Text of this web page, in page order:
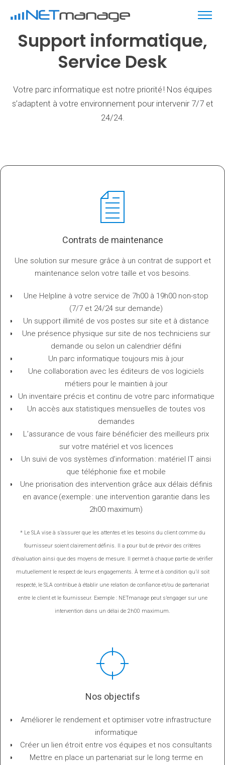
Support informatique,
Service Desk
Votre parc informatique est notre priorité ! Nos équipes
s’adaptent à votre environnement pour intervenir 7/7 et
24/24.
Contrats de maintenance
Une solution sur mesure grâce à un contrat de support et
maintenance selon votre taille et vos besoins.
Une Helpline à votre service de 7h00 à 19h00 non-stop
(7/7 et 24/24 sur demande)
Un support illimité de vos postes sur site et à distance
Une présence physique sur site de nos techniciens sur
demande ou selon un calendrier défini
Un parc informatique toujours mis à jour
Une collaboration avec les éditeurs de vos logiciels
métiers pour le maintien à jour
Un inventaire précis et continu de votre parc informatique
Un accès aux statistiques mensuelles de toutes vos
demandes
L’assurance de vous faire bénéficier des meilleurs prix
sur votre matériel et vos licences
Un suivi de vos systèmes d’information : matériel IT ainsi
que téléphonie fixe et mobile
Une priorisation des intervention grâce aux délais définis
en avance (exemple : une intervention garantie dans les
2h00 maximum)
* Le SLA vise à s’assurer que les attentes et les besoins du client comme du
fournisseur soient clairement définis. Il a pour but de prévoir des critères
d’évaluation ainsi que des moyens de mesure. Il permet à chaque partie de vérifier
mutuellement le respect de leurs engagements. À terme et à condition qu’il soit
respecté, le SLA contribue à établir une relation de confiance et/ou de partenariat
entre le client et le fournisseur. Exemple : NETmanage peut s’engager sur une
intervention dans un délai de 2h00 maximum.
Nos objectifs
Améliorer le rendement et optimiser votre infrastructure
informatique
Créer un lien étroit entre vos équipes et nos consultants
Mettre en place un partenariat sur le long terme en